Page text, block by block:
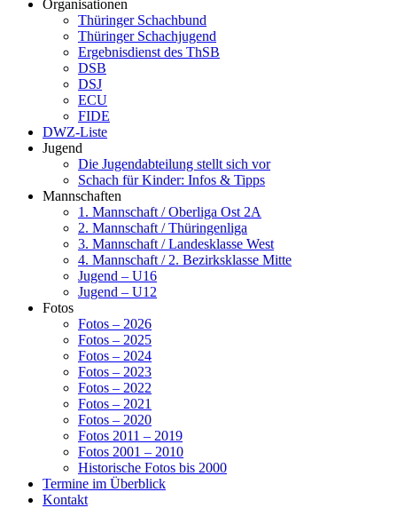
Organisationen
Thüringer Schachbund
Thüringer Schachjugend
Ergebnisdienst des ThSB
DSB
DSJ
ECU
FIDE
DWZ-Liste
Jugend
Die Jugendabteilung stellt sich vor
Schach für Kinder: Infos & Tipps
Mannschaften
1. Mannschaft / Oberliga Ost 2A
2. Mannschaft / Thüringenliga
3. Mannschaft / Landesklasse West
4. Mannschaft / 2. Bezirksklasse Mitte
Jugend – U16
Jugend – U12
Fotos
Fotos – 2026
Fotos – 2025
Fotos – 2024
Fotos – 2023
Fotos – 2022
Fotos – 2021
Fotos – 2020
Fotos 2011 – 2019
Fotos 2001 – 2010
Historische Fotos bis 2000
Termine im Überblick
Kontakt